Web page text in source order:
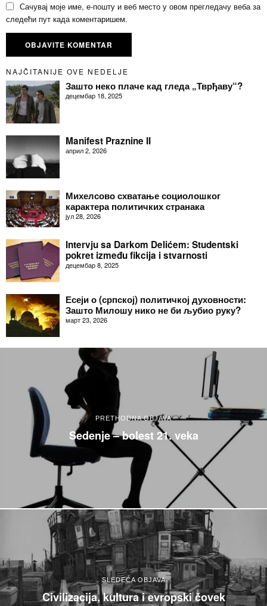
Сачувај моје име, е-пошту и веб место у овом прегледачу веба за
следећи пут када коментаришем.
NAJČITANIJE OVE NEDELJE
Зашто неко плаче кад гледа „Тврђаву“?
децембар 18, 2025
Manifest Praznine II
април 2, 2026
Михелсово схватање социолошког
карактера политичких странака
јул 28, 2026
Intervju sa Darkom Delićem: Studentski
pokret između fikcija i stvarnosti
децембар 8, 2025
Есеји о (српској) политичкој духовности:
Зашто Милошу нико не би љубио руку?
март 23, 2026
PRETHODNA OBJAVA
Sedenje – bolest 21. veka
SLEDEĆA OBJAVA
Civilizacija, kultura i evropski čovek